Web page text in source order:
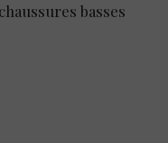
basses